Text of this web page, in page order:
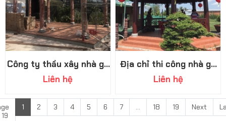
Công ty thầu xây nhà gỗ
Tây Ninh uy tín
Liên hệ
Địa chỉ thi công nhà gỗ
Đồng Nai uy tín có tiếng
Liên hệ
1 2 3 4 5 6 7 ... 18 19 Next